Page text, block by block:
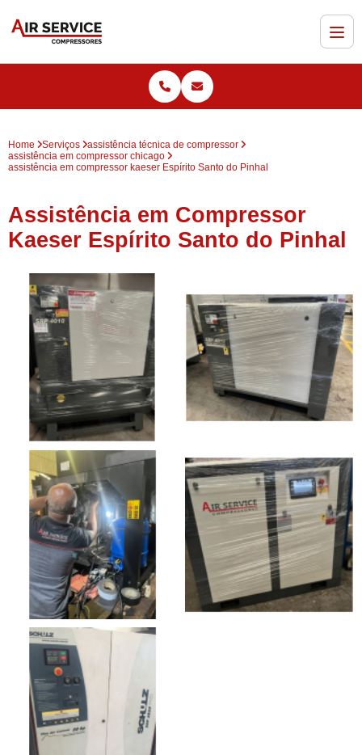
Home Serviços
assistência técnica de compressor
assistência em compressor chicago
assistência em compressor kaeser Espírito Santo do Pinhal
Assistência em Compressor
Kaeser Espírito Santo do Pinhal